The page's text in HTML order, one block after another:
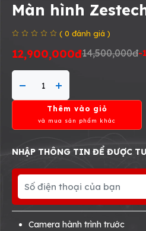
Màn hình
( 0 đánh giá )
12,900,000đ14,500,000đ-
Thêm vào giỏ
và mua sản phẩm khác
NHẬP THÔNG TIN ĐỂ ĐƯỢC
Camera hành trình trước